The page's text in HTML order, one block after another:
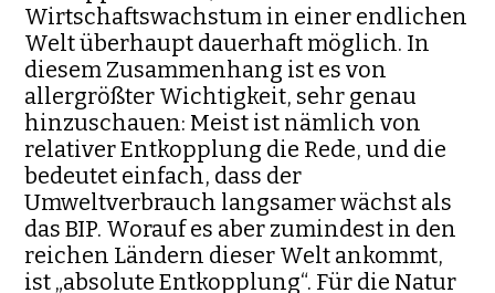
Wirtschaftswachstum in einer endlichen
Welt überhaupt dauerhaft mög­lich. In
diesem Zusammenhang ist es von
allergrößter Wichtigkeit, sehr genau
hinzuschauen: Meist ist nämlich von
relativer Entkopplung die Rede, und die
bedeutet einfach, dass der
Umweltverbrauch lang­samer wächst als
das BIP. Worauf es aber zumindest in den
reichen Län­dern dieser Welt ankommt,
ist „absolute Entkopplung“. Für die Natur